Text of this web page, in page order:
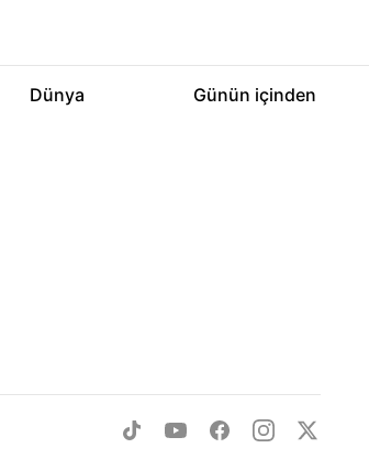
Dünya Günün içinden